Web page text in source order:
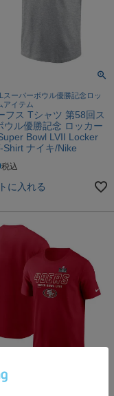
スーパーボウル優勝記念ロッ
アイテム
フス Tシャツ 第58回ス
ウル優勝記念 ロッカー
Bowl LVII Locker
Shirt ナイキ/Nike
税込
に入れる